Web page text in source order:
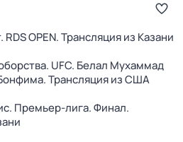
OPEN. Трансляция из Казани
UFC. Белал Мухаммад
Трансляция из США
Премьер-лига. Финал.